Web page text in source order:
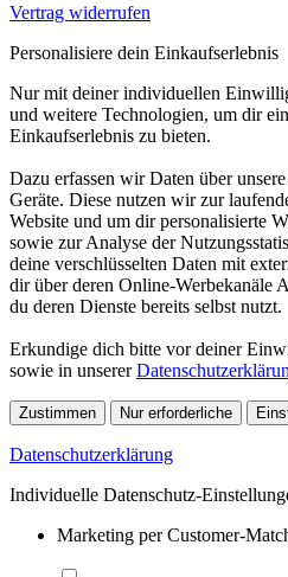
Vertrag widerrufen
Personalisiere dein Einkaufserlebnis
Nur mit deiner individuellen
und weitere Technologien, um dir
Einkaufserlebnis zu bieten.
Dazu erfassen wir Daten über
Geräte. Diese nutzen wir zur
Website und um dir personalisierte
sowie zur Analyse der
deine verschlüsselten Daten mit
dir über deren Online-Werbekanäle
du deren Dienste bereits selbst nutzt.
Erkundige dich bitte vor deiner
sowie in unserer
Zustimmen Nur erforderliche
Datenschutzerklärung
Individuelle Datenschutz-
Marketing per Customer-